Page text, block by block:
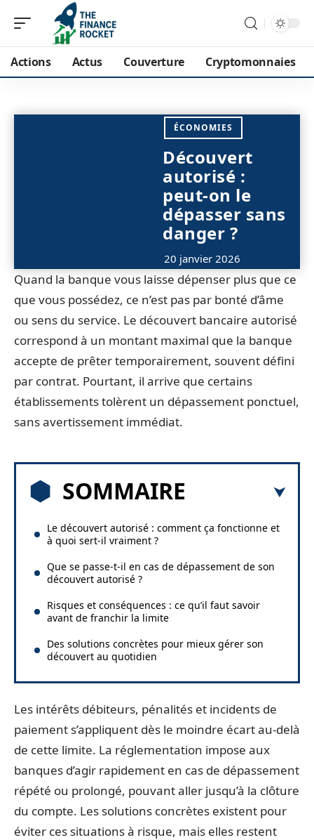
Actions Actus Couverture Cryptomonnaies
ÉCONOMIES
Découvert
autorisé :
peut-on le
dépasser sans
danger ?
20 janvier 2026
Quand la banque vous laisse dépenser plus que ce
que vous possédez, ce n’est pas par bonté d’âme
ou sens du service. Le découvert bancaire autorisé
correspond à un montant maximal que la banque
accepte de prêter temporairement, souvent défini
par contrat. Pourtant, il arrive que certains
établissements tolèrent un dépassement ponctuel,
sans avertissement immédiat.
SOMMAIRE
Le découvert autorisé : comment ça fonctionne et
à quoi sert-il vraiment ?
Que se passe-t-il en cas de dépassement de son
découvert autorisé ?
Risques et conséquences : ce qu’il faut savoir
avant de franchir la limite
Des solutions concrètes pour mieux gérer son
découvert au quotidien
Les intérêts débiteurs, pénalités et incidents de
paiement s’appliquent dès le moindre écart au-delà
de cette limite. La réglementation impose aux
banques d’agir rapidement en cas de dépassement
répété ou prolongé, pouvant aller jusqu’à la clôture
du compte. Les solutions concrètes existent pour
éviter ces situations à risque, mais elles restent